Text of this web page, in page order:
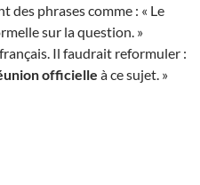
des phrases comme : « Le
sur la question. »
Il faudrait reformuler :
officielle à ce sujet. »